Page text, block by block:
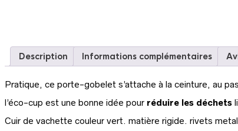
Description Informations complémentaires
Pratique, ce porte-gobelet s’attache à la ceinture, au
l’éco-cup est une bonne idée pour réduire les déchets
Cuir de vachette couleur vert. matière rigide. rivets